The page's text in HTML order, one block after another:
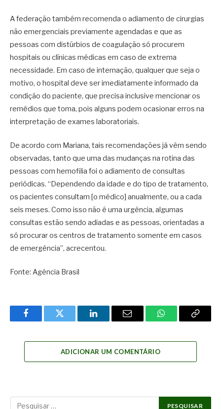
A federação também recomenda o adiamento de cirurgias
não emergenciais previamente agendadas e que as
pessoas com distúrbios de coagulação só procurem
hospitais ou clínicas médicas em caso de extrema
necessidade. Em caso de internação, qualquer que seja o
motivo, o hospital deve ser imediatamente informado da
condição do paciente, que precisa inclusive mencionar os
remédios que toma, pois alguns podem ocasionar erros na
interpretação de exames laboratoriais.
De acordo com Mariana, tais recomendações já vêm sendo
observadas, tanto que uma das mudanças na rotina das
pessoas com hemofilia foi o adiamento de consultas
periódicas. “Dependendo da idade e do tipo de tratamento,
os pacientes consultam [o médico] anualmente, ou a cada
seis meses. Como isso não é uma urgência, algumas
consultas estão sendo adiadas e as pessoas, orientadas a
só procurar os centros de tratamento somente em casos
de emergência”, acrecentou.
Fonte: Agência Brasil
FacebookTwitter LinkedInEmail WhatsAppCopy
ADICIONAR UM COMENTÁRIO